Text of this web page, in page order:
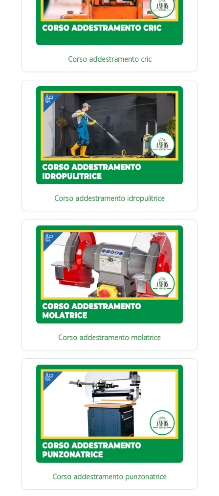
Corso addestramento cric
Corso addestramento idropulitrice
Corso addestramento molatrice
Corso addestramento punzonatrice